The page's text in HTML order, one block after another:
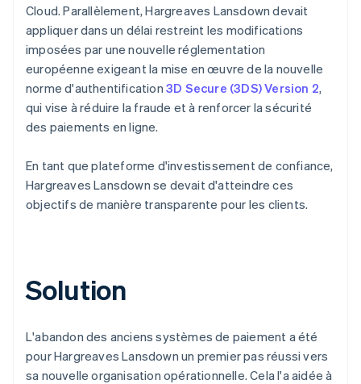
Cloud. Parallèlement, Hargreaves Lansdown devait
appliquer dans un délai restreint les modifications
imposées par une nouvelle réglementation
européenne exigeant la mise en œuvre de la nouvelle
norme d'authentification 3D Secure (3DS) Version 2,
qui vise à réduire la fraude et à renforcer la sécurité
des paiements en ligne.
En tant que plateforme d'investissement de confiance,
Hargreaves Lansdown se devait d'atteindre ces
objectifs de manière transparente pour les clients.
Solution
L'abandon des anciens systèmes de paiement a été
pour Hargreaves Lansdown un premier pas réussi vers
sa nouvelle organisation opérationnelle. Cela l'a aidée à